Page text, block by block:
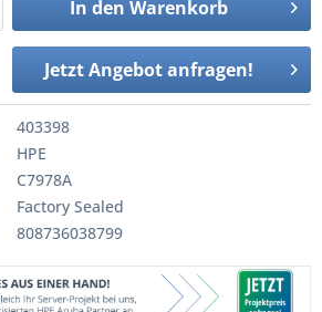
In den Warenkorb
Jetzt Angebot anfragen!
403398
HPE
C7978A
Factory Sealed
808736038799